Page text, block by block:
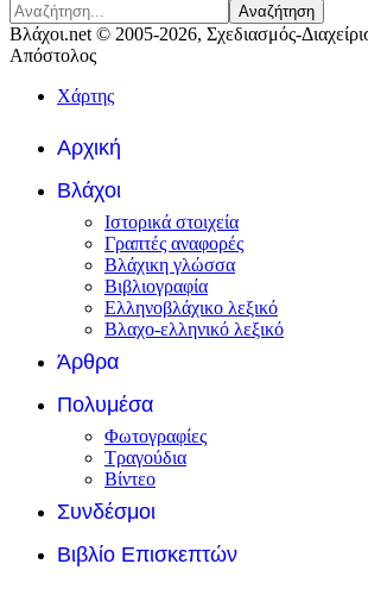
Αναζήτηση
Βλάχοι.net © 2005-2026, Σχεδιασμός-
Απόστολος
Χάρτης
Αρχική
Βλάχοι
Ιστορικά στοιχεία
Γραπτές αναφορές
Βλάχικη γλώσσα
Βιβλιογραφία
Ελληνοβλάχικο λεξικό
Βλαχο-ελληνικό λεξικό
Άρθρα
Πολυμέσα
Φωτογραφίες
Τραγούδια
Βίντεο
Συνδέσμοι
Βιβλίο Επισκεπτών